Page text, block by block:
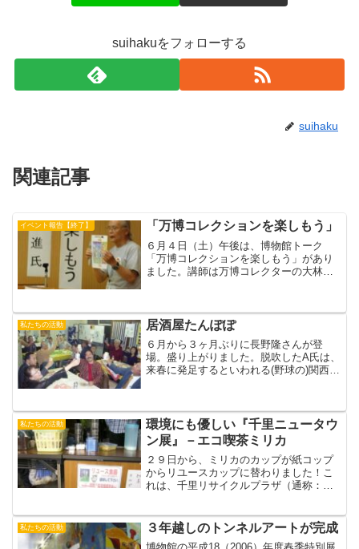
suihakuをフォローする
suihaku
関連記事
イベント報告【終了】 「万博コレクションを楽しもう」
６月４日（土）午後は、博物館トーク
「万博コレクションを楽しもう」があり
ました。講師は万博コレクターの大林進
私たちの活動 居酒屋たんぽぽ
６月から３ヶ月ぶりに長野隆さんが登
場。盛り上がりました。脱吹したA氏は、
来春に発足するといわれる(野球の)関西独
アメリカから帰って青森に出張。青森か
らたんぽぽに直行しま...
私たちの活動
環境にも優しい『千里ニュータウ
ン展』－エコ喫茶ミリカ
２９日から、ミリカのカップが紙コップ
からリユースカップに替わりました！こ
れは、千里リサイクルプラザ（通称：く
す。市民研究員のOさんが、毎週金曜日
にカップを運び込み、日曜日...
私たちの活動 ３年越しのトンネルアートが完成